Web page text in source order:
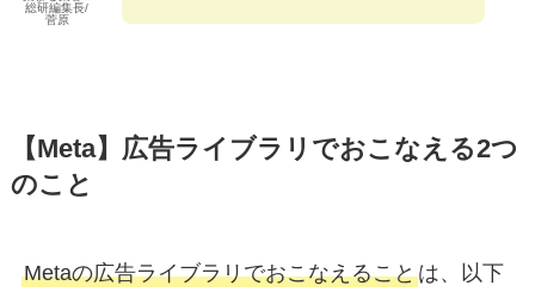
総研編集長/
菅原
【Meta】広告ライブラリでおこなえる2つ
のこと
Metaの広告ライブラリでおこなえることは、以下